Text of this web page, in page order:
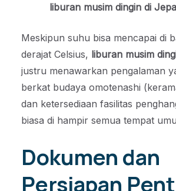
liburan musim dingin di
Meskipun suhu bisa mencapai di
derajat Celsius, liburan musim
justru menawarkan pengalaman
berkat budaya omotenashi
dan ketersediaan fasilitas
biasa di hampir semua tempat
Dokumen dan
Persiapan